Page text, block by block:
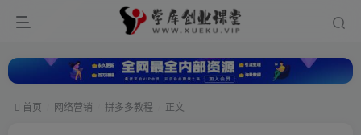
首页 网络营销 拼多多教程 正文